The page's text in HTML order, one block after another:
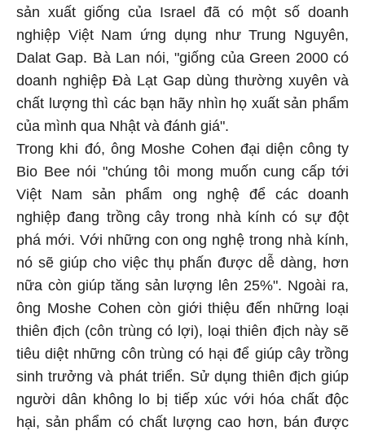
sản xuất giống của Israel đã có một số doanh
nghiệp Việt Nam ứng dụng như Trung Nguyên,
Dalat Gap. Bà Lan nói, "giống của Green 2000 có
doanh nghiệp Đà Lạt Gap dùng thường xuyên và
chất lượng thì các bạn hãy nhìn họ xuất sản phẩm
của mình qua Nhật và đánh giá".
Trong khi đó, ông Moshe Cohen đại diện công ty
Bio Bee nói "chúng tôi mong muốn cung cấp tới
Việt Nam sản phẩm ong nghệ để các doanh
nghiệp đang trồng cây trong nhà kính có sự đột
phá mới. Với những con ong nghệ trong nhà kính,
nó sẽ giúp cho việc thụ phấn được dễ dàng, hơn
nữa còn giúp tăng sản lượng lên 25%". Ngoài ra,
ông Moshe Cohen còn giới thiệu đến những loại
thiên địch (côn trùng có lợi), loại thiên địch này sẽ
tiêu diệt những côn trùng có hại để giúp cây trồng
sinh trưởng và phát triển. Sử dụng thiên địch giúp
người dân không lo bị tiếp xúc với hóa chất độc
hại, sản phẩm có chất lượng cao hơn, bán được